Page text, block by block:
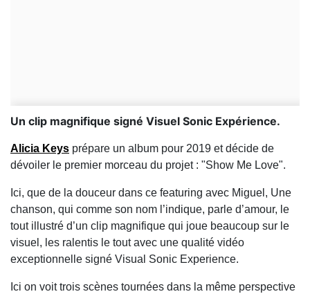
Un clip magnifique signé Visuel Sonic Expérience.
Alicia Keys prépare un album pour 2019 et décide de
dévoiler le premier morceau du projet : "Show Me Love".
Ici, que de la douceur dans ce featuring avec Miguel, Une
chanson, qui comme son nom l’indique, parle d’amour, le
tout illustré d’un clip magnifique qui joue beaucoup sur le
visuel, les ralentis le tout avec une qualité vidéo
exceptionnelle signé Visual Sonic Experience.
Ici on voit trois scènes tournées dans la même perspective